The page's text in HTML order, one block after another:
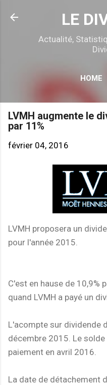
Accéder au
LE
Actualité,
HOME
LVMH augmente le
par 11%
février 04, 2016
LVMH proposera un
pour l'année 2015.
C'est en hause de 10,9%
quand LVMH a payé un
L'acompte sur dividende
décembre 2015. Le
paiement en avril 2016.
La date de détachement